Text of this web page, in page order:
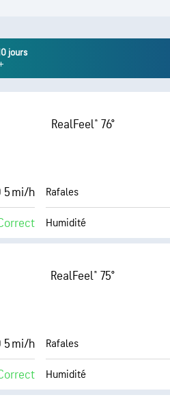
jours
RealFeel® 76°
5 mi/h Rafales
Humidité
Couverture nuageuse
Visibilité
RealFeel® 75°
5 mi/h Rafales
Humidité
Couverture nuageuse